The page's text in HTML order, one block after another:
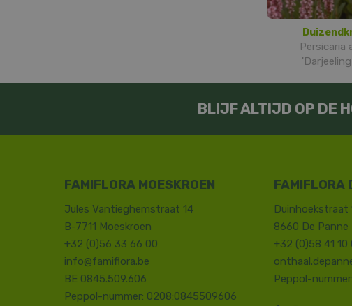
Persicaria
BLIJF ALTIJD OP DE
FAMIFLORA MOESKROEN
Jules Vantieghemstraat 14
B-7711 Moeskroen
+32 (0)56 33 66 00
info@famiflora.be
BE 0845.509.606
Peppol-nummer: 0208:0845509606
FAMIFLORA
Duinhoekstraat
8660 De Panne
+32 (0)58 41 10
Peppol-